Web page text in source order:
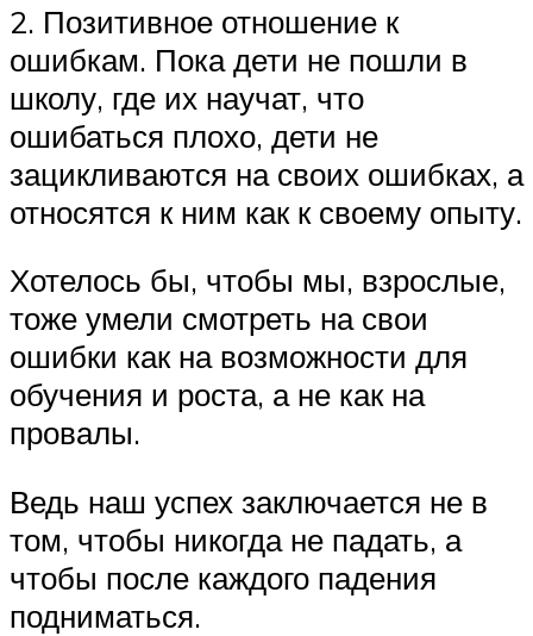
2. Позитивное отношение к
ошибкам. Пока дети не пошли в
школу, где их научат, что
ошибаться плохо, дети не
зацикливаются на своих ошибках, а
относятся к ним как к своему опыту.
Хотелось бы, чтобы мы, взрослые,
тоже умели смотреть на свои
ошибки как на возможности для
обучения и роста, а не как на
провалы.
Ведь наш успех заключается не в
том, чтобы никогда не падать, а
чтобы после каждого падения
подниматься.